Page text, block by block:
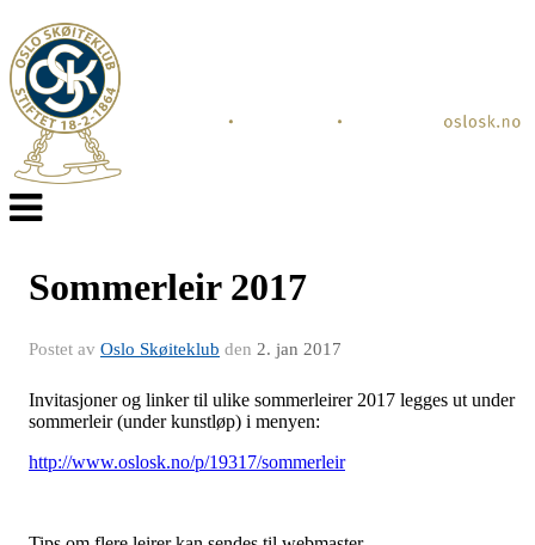
Veksle
navigasjon
Sommerleir 2017
Postet av Oslo Skøiteklub den 2. jan 2017
Invitasjoner og linker til ulike sommerleirer 2017 legges ut under
sommerleir (under kunstløp) i menyen:
http://www.oslosk.no/p/19317/sommerleir